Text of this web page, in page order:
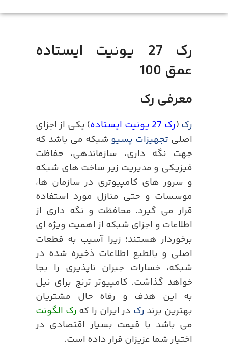
رک 27 یونیت ایستاده
عمق 100
معرفی رک
رک (رک 27 یونیت ایستاده
) یکی از اجزای
اصلی تجهیزات پسیو شبکه می باشد که
جهت نگه داری، سازماندهی، حفاظت
فیزیکی و مدیریت زیر ساخت های شبکه
و سرور های کامپیوتری در سازمان ها،
موسسات و حتی منازل مورد استفاده
قرار می گیرد. محافظت و نگه داری از
اطلاعات و اجزای شبکه از اهمیت ویژه ای
برخوردار هستند؛ زیرا آسیب به قطعات
اصلی و بالطبع اطلاعات ذخیره شده در
شبکه، خسارات جبران ناپذیری را بجا
خواهد گذاشت. کامپیوتر ترنج برای نیل
به این هدف و رفاه حال مشتریان
بهترین برند رک در ایران را که رک الگونت
می باشد با قیمت بسیار اقتصادی در
اختیار شما عزیزان قرار داده است.